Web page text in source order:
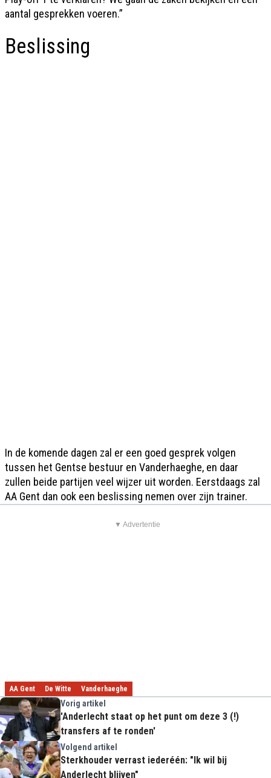
aantal gesprekken voeren.”
Beslissing
In de komende dagen zal er een goed gesprek volgen
tussen het Gentse bestuur en Vanderhaeghe, en daar
zullen beide partijen veel wijzer uit worden. Eerstdaags zal
AA Gent dan ook een beslissing nemen over zijn trainer.
▼ Advertentie
AA Gent De Witte Vanderhaeghe
Vorig artikel
'Anderlecht staat op het punt om deze 3 (!)
transfers af te ronden'
Volgend artikel
Sterkhouder verrast iederéén: "Ik wil bij
Anderlecht blijven"